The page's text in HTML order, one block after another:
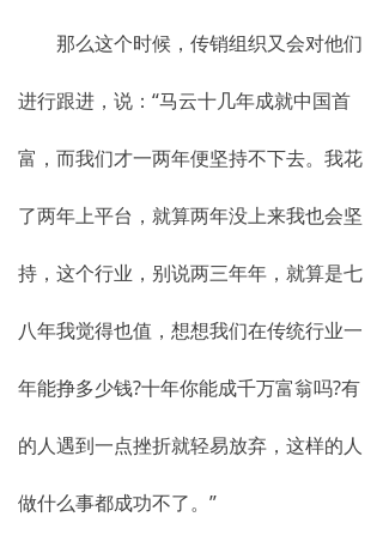
那么这个时候，传销组织又会对他们
进行跟进，说：“马云十几年成就中国首
富，而我们才一两年便坚持不下去。我花
了两年上平台，就算两年没上来我也会坚
持，这个行业，别说两三年年，就算是七
八年我觉得也值，想想我们在传统行业一
年能挣多少钱?十年你能成千万富翁吗?有
的人遇到一点挫折就轻易放弃，这样的人
做什么事都成功不了。”